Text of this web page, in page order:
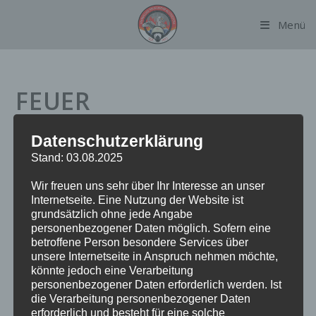
Menü
FEUER
BRANDMELDEANLAGE
Datum:18. Juni 2023 um 15:57 Uhr
Alarmierungsart:TME
Einsatzart:FEUBMA
Einsatzort:Orchideenstieg
Fahrzeuge:FF Alsterdorf
Weitere Kräfte:BF Alsterdorf, Polizei
Datenschutzerklärung
Stand: 03.08.2025
Wir freuen uns sehr über Ihr Interesse an unser
Internetseite. Eine Nutzung der Website ist
grundsätzlich ohne jede Angabe
personenbezogener Daten möglich. Sofern eine
betroffene Person besondere Services über
unsere Internetseite in Anspruch nehmen möchte,
könnte jedoch eine Verarbeitung
personenbezogener Daten erforderlich werden. Ist
die Verarbeitung personenbezogener Daten
erforderlich und besteht für eine solche